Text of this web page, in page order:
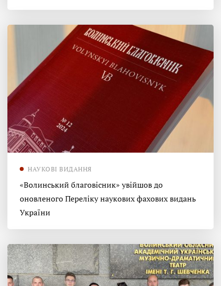
НАУКОВІ ВИДАННЯ
«Волинський благовісник» увійшов до
оновленого Переліку наукових фахових видань
України